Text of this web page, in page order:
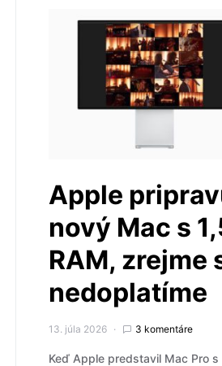
Apple
nový Mac s
RAM, zrejme
nedoplatíme
13. júla 2026 3 komentáre
Keď Apple predstavil Mac Pro